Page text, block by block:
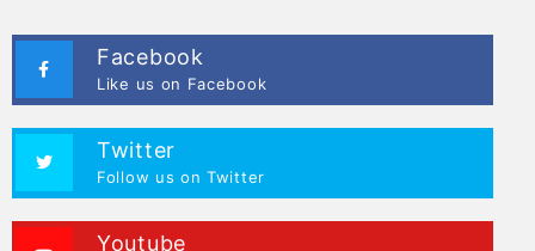
Facebook
Like us on Facebook
Twitter
Follow us on Twitter
Youtube